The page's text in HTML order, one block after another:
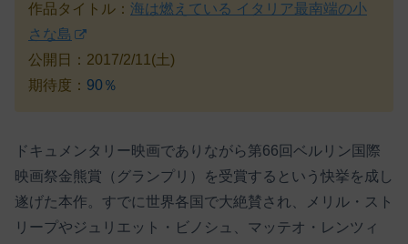
作品タイトル： 海は燃えている イタリア最南端の小
さな島
公開日：2017/2/11(土)
期待度： 90％
ドキュメンタリー映画でありながら第66回ベルリン国際
映画祭金熊賞（グランプリ）を受賞するという快挙を成し
遂げた本作。すでに世界各国で大絶賛され、メリル・スト
リープやジュリエット・ビノシュ、マッテオ・レンツィ